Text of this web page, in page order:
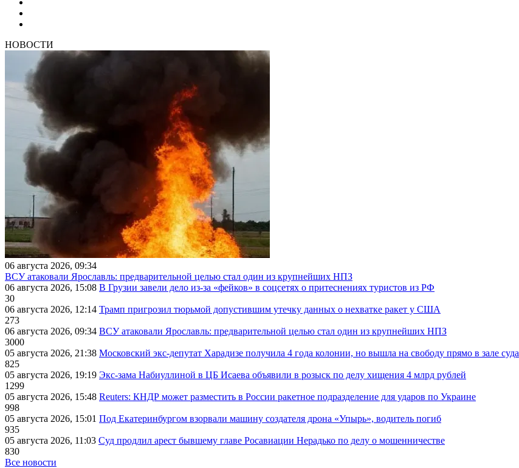
НОВОСТИ
06 августа 2026, 09:34
ВСУ атаковали Ярославль: предварительной целью стал один из крупнейших НПЗ
06 августа 2026, 15:08 В Грузии завели дело из-за «фейков» в соцсетях о притеснениях туристов из РФ
30
06 августа 2026, 12:14 Трамп пригрозил тюрьмой допустившим утечку данных о нехватке ракет у США
273
06 августа 2026, 09:34 ВСУ атаковали Ярославль: предварительной целью стал один из крупнейших НПЗ
3000
05 августа 2026, 21:38 Московский экс-депутат Харадизе получила 4 года колонии, но вышла на свободу прямо в зале суда
825
05 августа 2026, 19:19 Экс-зама Набиуллиной в ЦБ Исаева объявили в розыск по делу хищения 4 млрд рублей
1299
05 августа 2026, 15:48 Reuters: КНДР может разместить в России ракетное подразделение для ударов по Украине
998
05 августа 2026, 15:01 Под Екатеринбургом взорвали машину создателя дрона «Упырь», водитель погиб
935
05 августа 2026, 11:03 Суд продлил арест бывшему главе Росавиации Нерадько по делу о мошенничестве
830
Все новости